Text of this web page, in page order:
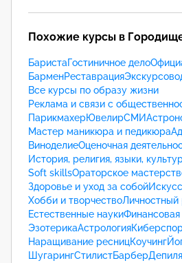
Похожие курсы в
БаристаГостиничное дело
БарменРеставрация
Все курсы по образу жизни
Реклама и связи с
ПарикмахерЮвелирСМИ
Мастер маникюра и педикюра
ВиноделиеОценочная
История, религия, языки,
Soft skillsОраторское
Здоровье и уход за собой
Хобби и творчествоЛичностный
Естественные наукиФинансовая
ЭзотерикаАстрология
Наращивание ресницКоучинг
ШугарингСтилистБарбер